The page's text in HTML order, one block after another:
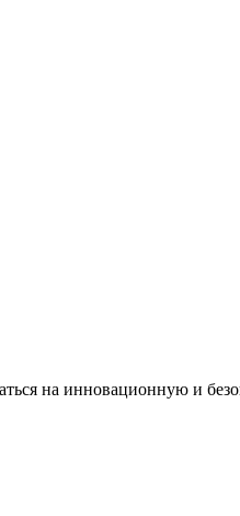
на инновационную и